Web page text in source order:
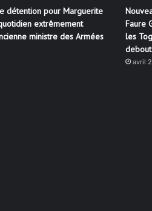
détention pour Marguerite
extrêmement
ministre des Armées
Faure
les
debout
avril